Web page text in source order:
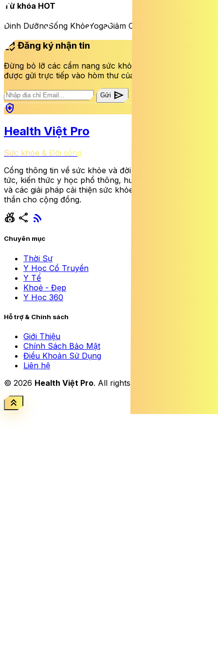
Từ khóa HOT
Dinh DưỡngSống KhỏeYogaGiảm Cân
mark_email_read Đăng ký nhận tin
Đừng bỏ lỡ các cẩm nang sức khỏe và bài viết mới nhất
được gửi trực tiếp vào hòm thư của bạn mỗi tuần.
Gửi send
health_and_safety
Health Việt Pro
Sức khỏe & Đời sống
Cổng thông tin về sức khỏe và đời sống cung cấp tin
tức, kiến thức y học phổ thông, hướng dẫn dinh dưỡng
và các giải pháp cải thiện sức khỏe thể chất lẫn tinh
thần cho cộng đồng.
social_leaderboard share rss_feed
Chuyên mục
Thời Sự
Y Học Cổ Truyền
Y Tế
Khoẻ - Đẹp
Y Học 360
Hỗ trợ & Chính sách
Giới Thiệu
Chính Sách Bảo Mật
Điều Khoản Sử Dụng
Liên hệ
© 2026 Health Việt Pro. All rights reserved.
keyboard_double_arrow_up